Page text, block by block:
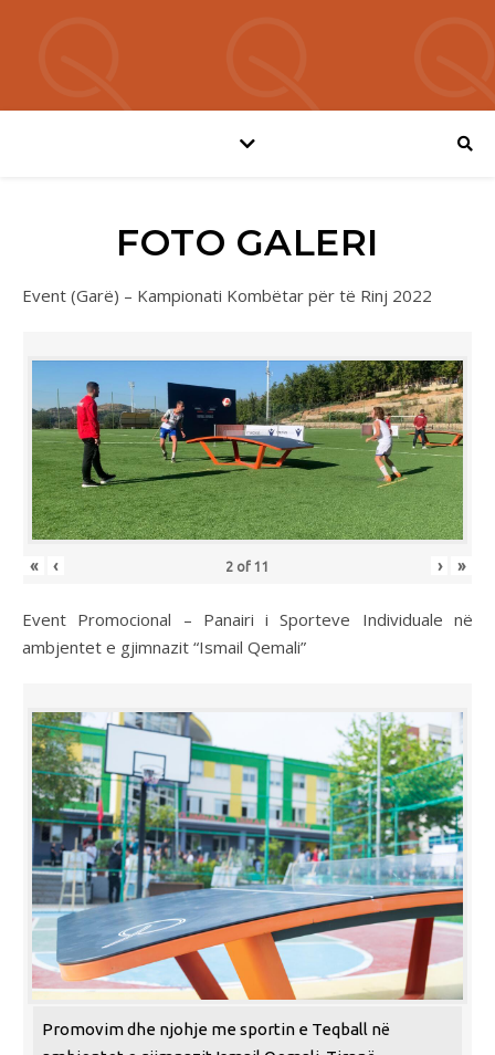
FOTO GALERI
Event (Garë) – Kampionati Kombëtar për të Rinj 2022
« ‹ 2 of 11 › »
Event Promocional – Panairi i Sporteve Individuale në
ambjentet e gjimnazit “Ismail Qemali”
Promovim dhe njohje me sportin e Teqball në